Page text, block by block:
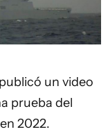
un video
prueba del
2022.